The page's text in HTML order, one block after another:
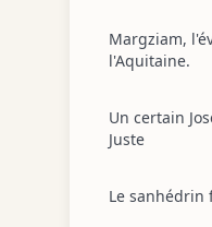
Margziam,
l'Aquitaine.
Un certain
Juste
Le sanhédrin